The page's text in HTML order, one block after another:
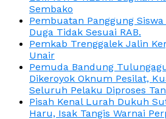
Sembako
Pembuatan Panggung
Duga Tidak Sesuai RAB.
Pemkab Trenggalek Jalin
Unair
Pemuda Bandung
Dikeroyok Oknum Pesilat,
Seluruh Pelaku Diproses
Pisah Kenal Lurah Dukuh
Haru, Isak Tangis Warnai